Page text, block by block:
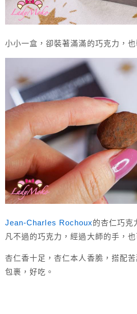
小小一盒，卻裝著滿滿的巧克力，也
Jean-Charles Rochoux的杏仁巧克
凡不過的巧克力，經過大師的手，也
杏仁香十足，杏仁本人香脆，搭配
包裹，好吃。